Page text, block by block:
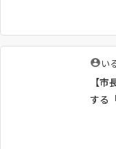
執
者
：
い
【
する